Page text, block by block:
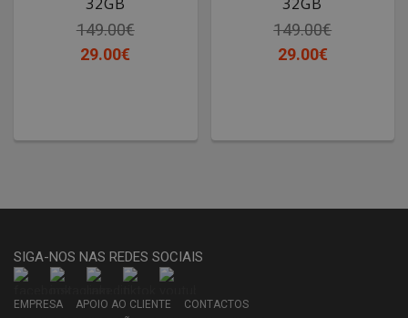
149.00€
29.00€
149.00€
29.00€
SIGA-NOS NAS REDES SOCIAIS
EMPRESA APOIO AO CLIENTE
CONTACTOS